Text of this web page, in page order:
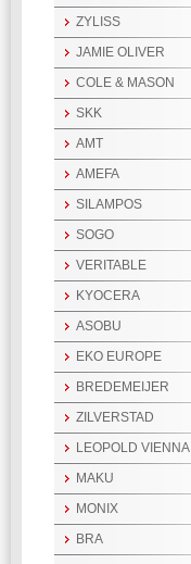
ZYLISS
JAMIE OLIVER
COLE & MASON
SKK
AMT
AMEFA
SILAMPOS
SOGO
VERITABLE
KYOCERA
ASOBU
EKO EUROPE
BREDEMEIJER
ZILVERSTAD
LEOPOLD VIENNA
MAKU
MONIX
BRA